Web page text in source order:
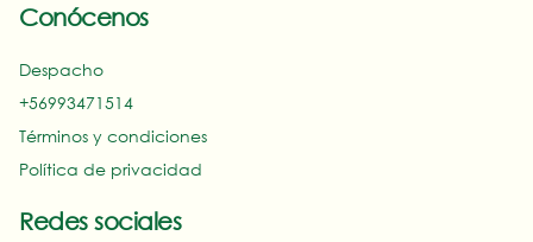
Conócenos
Despacho
+56993471514‬
Términos y condiciones
Política de privacidad
Redes sociales